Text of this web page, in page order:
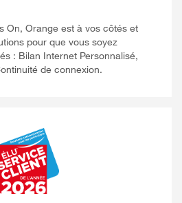
On, Orange est à vos côtés et
pour que vous soyez
: Bilan Internet Personnalisé,
de connexion.